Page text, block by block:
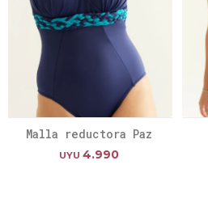
Malla reductora Paz
UYU 4.990